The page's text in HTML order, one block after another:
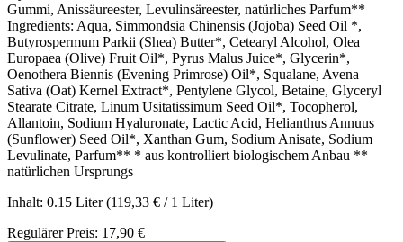
Gummi, Anissäureester, Levulinsäreester, natürliches Parfum**
Ingredients: Aqua, Simmondsia Chinensis (Jojoba) Seed Oil *,
Butyrospermum Parkii (Shea) Butter*, Cetearyl Alcohol, Olea
Europaea (Olive) Fruit Oil*, Pyrus Malus Juice*, Glycerin*,
Oenothera Biennis (Evening Primrose) Oil*, Squalane, Avena
Sativa (Oat) Kernel Extract*, Pentylene Glycol, Betaine, Glyceryl
Stearate Citrate, Linum Usitatissimum Seed Oil*, Tocopherol,
Allantoin, Sodium Hyaluronate, Lactic Acid, Helianthus Annuus
(Sunflower) Seed Oil*, Xanthan Gum, Sodium Anisate, Sodium
Levulinate, Parfum** * aus kontrolliert biologischem Anbau **
natürlichen Ursprungs
Inhalt: 0.15 Liter(119,33 € / 1 Liter)
Regulärer Preis: 17,90 €